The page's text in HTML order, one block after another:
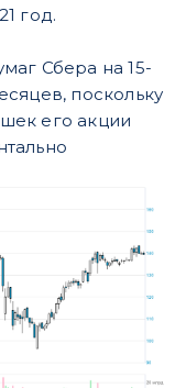
год.
Сбера на 15-
поскольку
его акции